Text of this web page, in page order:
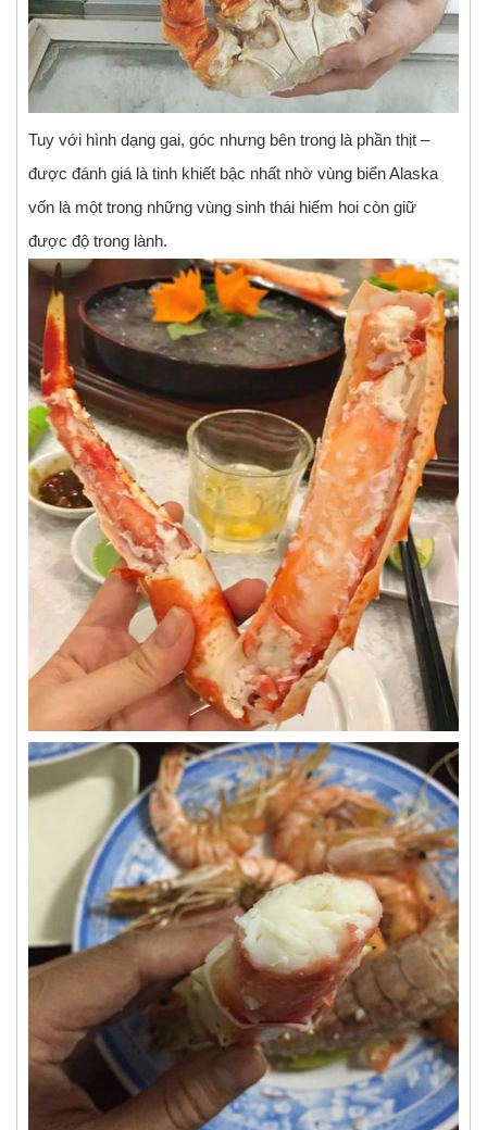
Tuy với hình dạng gai, góc nhưng bên trong là phần thịt –
được đánh giá là tinh khiết bậc nhất nhờ vùng biển Alaska
vốn là một trong những vùng sinh thái hiếm hoi còn giữ
được độ trong lành.